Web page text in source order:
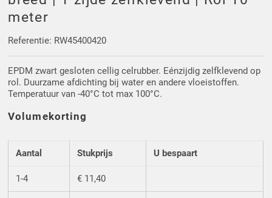
Driehoek/Wig profielen
Silicone U Profielen
Luikenpakking
Oploopprofielen
Hoekprofielen
O-ringen
meter
Referentie: RW45400420
EPDM zwart gesloten cellig celrubber. Eénzijdig zelfklevend op
rol. Duurzame afdichting bij water en andere vloeistoffen.
Temperatuur van -40°C tot max 100°C.
Volumekorting
Aantal Stukprijs U bespaart
1-4 € 11,40